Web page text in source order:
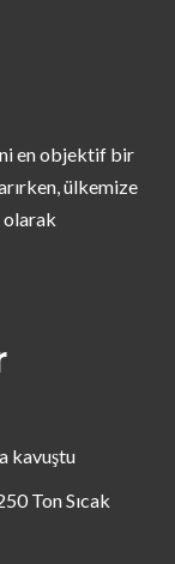
en objektif bir
ülkemize
olarak
kavuştu
Ton Sıcak